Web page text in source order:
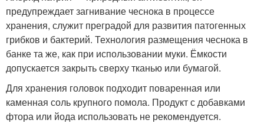
предупреждает загнивание чеснока в процессе
хранения, служит преградой для развития патогенных
грибков и бактерий. Технология размещения чеснока в
банке та же, как при использовании муки. Ёмкости
допускается закрыть сверху тканью или бумагой.
Для хранения головок подходит поваренная или
каменная соль крупного помола. Продукт с добавками
фтора или йода использовать не рекомендуется.